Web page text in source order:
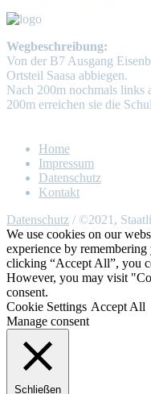
Wegbeschreibung:
Von der B7 Ausgang
Ortsteil Saasa abbiegen.
Nach 200m nochmals links
200m erreichen sie die
Home
Impressum
Datenschutz
Kontakt
Datenschutz / ©2021,
We use cookies on our
experience by
clicking “Accept All”, you
However, you may visit
consent.
Cookie Settings Accept All
Manage consent
Schließen